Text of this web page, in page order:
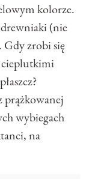
kolorze.
drewniaki (nie
Gdy zrobi się
cieplutkimi
prążkowanej
wybiegach
na